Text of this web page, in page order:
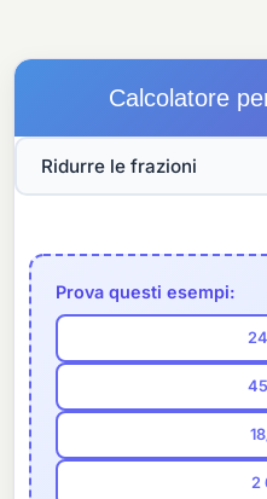
Calcolatore
Prova questi esempi:
2